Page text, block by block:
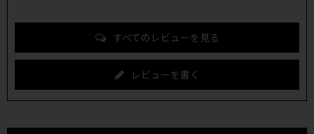
すべてのレビューを見る
レビューを書く